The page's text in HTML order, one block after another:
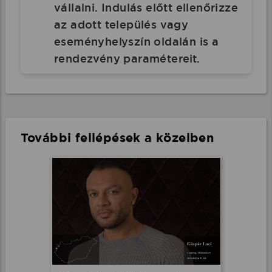
vállalni. Indulás előtt ellenőrizze
az adott település vagy
eseményhelyszín oldalán is a
rendezvény paramétereit.
További fellépések a közelben